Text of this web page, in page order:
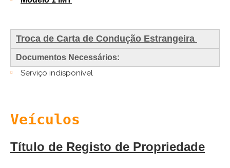
Troca de Carta de Condução Estrangeira
Documentos Necessários:
Serviço indisponível
Veículos
Título de Registo de Propriedade